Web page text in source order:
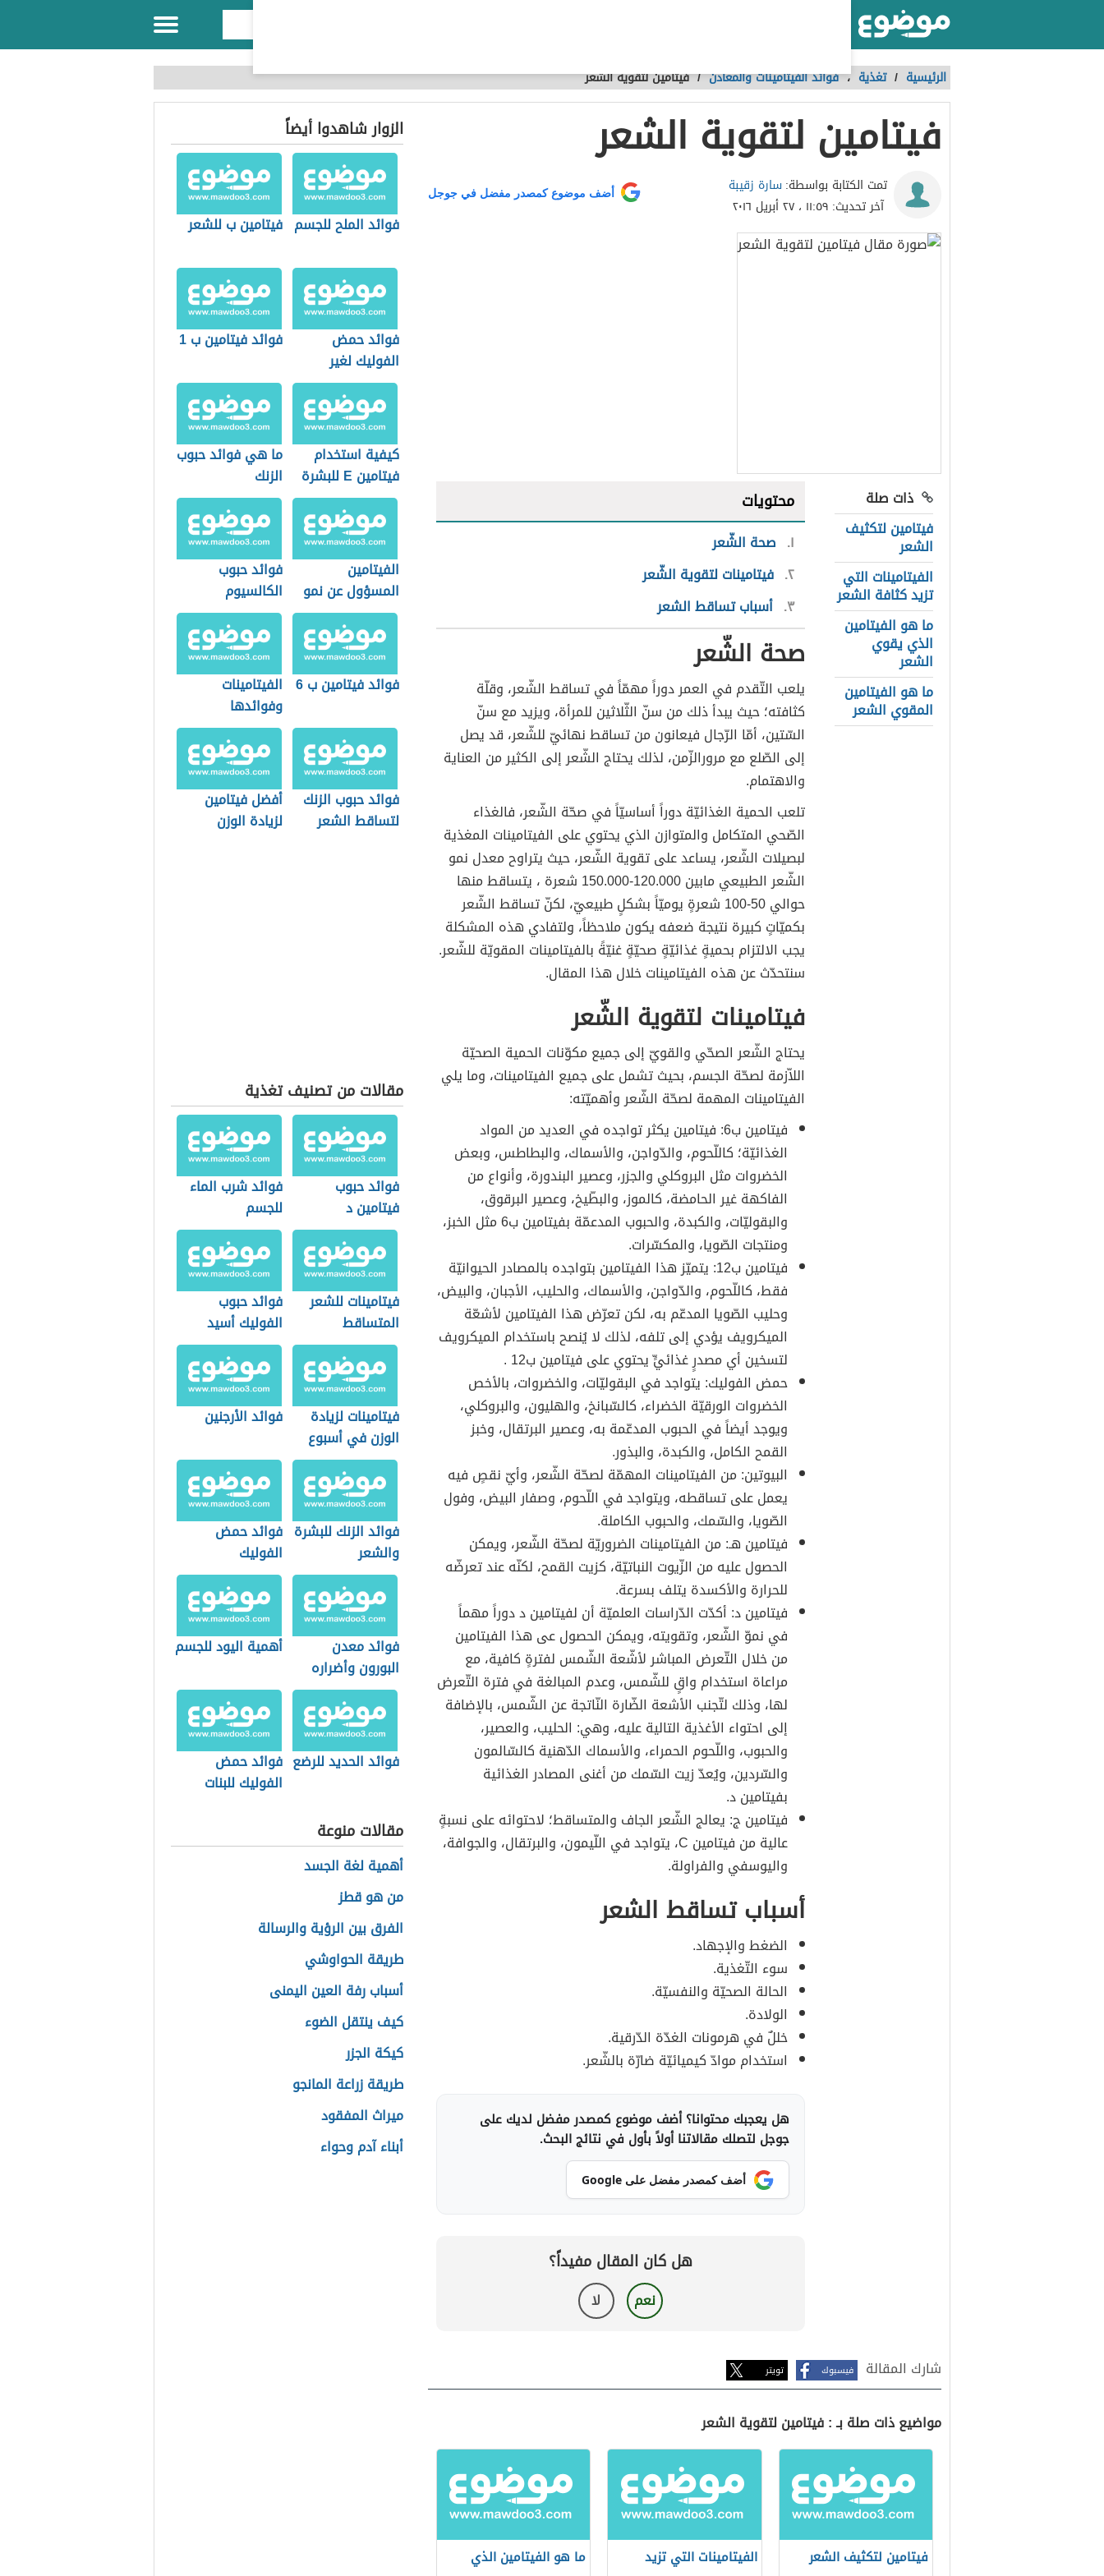
الرئيسية / تغذية ،فوائد الفيتامينات والمعادن /فيتامين لتقوية الشعر
فيتامين لتقوية الشعر
تمت الكتابة بواسطة:سارة زقيبة
آخر تحديث: ١١:٥٩ ، ٢٧ أبريل ٢٠١٦
أضف موضوع كمصدر مفضل في جوجل
ذات صلة
فيتامين لتكثيف
الشعر
الفيتامينات التي
تزيد كثافة الشعر
ما هو الفيتامين
الذي يقوي
الشعر
ما هو الفيتامين
المقوي الشعر
محتويات
١ صحة الشّعر
٢ فيتامينات لتقوية الشّعر
٣ أسباب تساقط الشعر
صحة الشّعر
يلعب التّقدم في العمر دوراً مهمّاً في تساقط الشّعر، وقلّة
كثافته؛ حيث يبدأ ذلك من سنّ الثّلاثين للمرأة، ويزيد مع سنّ
السّتين، أمّا الرّجال فيعانون من تساقط نهائيّ للشّعر، قد يصل
إلى الصّلع مع مرورالزّمن، لذلك يحتاج الشّعر إلى الكثير من العناية
والاهتمام.
تلعب الحمية الغذائيّة دوراً أساسيّاً في صحّة الشّعر، فالغذاء
الصّحي المتكامل والمتوازن الذي يحتوي على الفيتامينات المغذية
لبصيلات الشّعر، يساعد على تقوية الشّعر، حيث يتراوح معدل نمو
الشّعر الطبيعي مابين 120.000-150.000 شعرة ، يتساقط منها
حوالي 50-100 شعرةٍ يوميّاً بشكلٍ طبيعيّ، لكنّ تساقط الشّعر
بكميّاتٍ كبيرة نتيجة ضعفه يكون ملاحظاً، ولتفادي هذه المشكلة
يجب الالتزام بحميةٍ غذائيّةٍ صحيّةٍ غنيّةً بالفيتامينات المقويّة للشّعر.
سنتحدّث عن هذه الفيتامينات خلال هذا المقال.
فيتامينات لتقوية الشّعر
يحتاج الشّعر الصحّي والقويّ إلى جميع مكوّنات الحمية الصحيّة
اللاّزمة لصحّة الجسم، بحيث تشمل على جميع الفيتامينات، وما يلي
الفيتامينات المهمة لصحّة الشّعر وأهميّته:
فيتامين ب6: فيتامين يكثر تواجده في العديد من المواد
الغذائيّة؛ كاللّحوم، والدّواجن، والأسماك، والبطاطس، وبعض
الخضروات مثل البروكلي والجزر، وعصير البندورة، وأنواع من
الفاكهة غير الحامضة، كالموز، والبطّيخ، وعصير البرقوق،
والبقوليّات، والكبدة، والحبوب المدعمّة بفيتامين ب6 مثل الخبز،
ومنتجات الصّويا، والمكسّرات.
فيتامين ب12: يتميّز هذا الفيتامين بتواجده بالمصادر الحيوانيّة
فقط، كاللّحوم، والدّواجن، والأسماك، والحليب، الأجبان، والبيض،
وحليب الصّويا المدعّم به، لكن تعرّض هذا الفيتامين لأشعّة
الميكرويف يؤدي إلى تلفه، لذلك لا يُنصح باستخدام الميكرويف
لتسخين أي مصدرٍ غذائيٍّ يحتوي على فيتامين ب12 .
حمض الفوليك: يتواجد في البقوليّات، والخضروات، بالأخص
الخضروات الورقيّة الخضراء، كالسّبانخ، والهليون، والبروكلي،
ويوجد أيضاً في الحبوب المدعّمة به، وعصير البرتقال، وخبز
القمح الكامل، والكبدة، والبذور.
البيوتين: من الفيتامينات المهمّة لصحّة الشّعر، وأيّ نقصٍ فيه
يعمل على تساقطه، ويتواجد في اللّحوم، وصفار البيض، وفول
الصّويا، والسّمك، والحبوب الكاملة.
فيتامين هـ: من الفيتامينات الضروريّة لصحّة الشّعر، ويمكن
الحصول عليه من الزّيوت النباتيّة، كزيت القمح، لكنّه عند تعرضّه
للحرارة والأكسدة يتلف بسرعة.
فيتامين د: أكدّت الدّراسات العلميّة أن لفيتامين د دوراً مهماً
في نموّ الشّعر، وتقويته، ويمكن الحصول عى هذا الفيتامين
من خلال التّعرض المباشر لأشّعة الشّمس لفترةٍ كافية، مع
مراعاة استخدام واقٍ للشّمس، وعدم المبالغة في فترة التّعرض
لها، وذلك لتّجنب الأشعة الضّارة النّاتجة عن الشّمس، بالإضافة
إلى احتواء الأغذية التالية عليه، وهي: الحليب، والعصير،
والحبوب، واللّحوم الحمراء، والأسماك الدّهنية كالسّالمون
والسّردين، ويُعدّ زيت السّمك من أغنى المصادر الغذائية
بفيتامين د.
فيتامين ج: يعالج الشّعر الجاف والمتساقط؛ لاحتوائه على نسبةٍ
عالية من فيتامين C، يتواجد في اللّيمون، والبرتقال، والجوافة،
واليوسفي والفراولة.
أسباب تساقط الشعر
الضغط والإجهاد.
سوء التّغذية.
الحالة الصحيّة والنفسيّة.
الولادة.
خللٌ في هرمونات الغدّة الدّرقية.
استخدام موادّ كيميائيّة ضارّة بالشّعر.
هل يعجبك محتوانا؟ أضف موضوع كمصدر مفضل لديك على
جوجل لتصلك مقالاتنا أولاً بأول في نتائج البحث.
أضف كمصدر مفضل على Google
هل كان المقال مفيداً؟
نعم لا
شارك المقالة فيسبوك تويتر
مواضيع ذات صلة بـ : فيتامين لتقوية الشعر
فيتامين لتكثيف الشعر
الفيتامينات التي تزيد
ما هو الفيتامين الذي
الزوار شاهدوا أيضاً
فوائد الملح للجسم فيتامين ب للشعر
فوائد حمض
الفوليك لغير
الحامل
فوائد فيتامين ب 1
كيفية استخدام
فيتامين E للبشرة
ما هي فوائد حبوب
الزنك
الفيتامين
المسؤول عن نمو
الشعر
فوائد حبوب
الكالسيوم
فوائد فيتامين ب 6
الفيتامينات
وفوائدها
فوائد حبوب الزنك
لتساقط الشعر
أفضل فيتامين
لزيادة الوزن
مقالات من تصنيف تغذية
فوائد حبوب
فيتامين د
فوائد شرب الماء
للجسم
فيتامينات للشعر
المتساقط
فوائد حبوب
الفوليك أسيد
فيتامينات لزيادة
الوزن في أسبوع
فوائد الأرجنين
فوائد الزنك للبشرة
والشعر
فوائد حمض
الفوليك
فوائد معدن
البورون وأضراره
أهمية اليود للجسم
فوائد الحديد للرضع فوائد حمض
الفوليك للبنات
مقالات منوعة
أهمية لغة الجسد
من هو قطز
الفرق بين الرؤية والرسالة
طريقة الحواوشي
أسباب رفة العين اليمنى
كيف ينتقل الضوء
كيكة الجزر
طريقة زراعة المانجو
ميراث المفقود
أبناء آدم وحواء